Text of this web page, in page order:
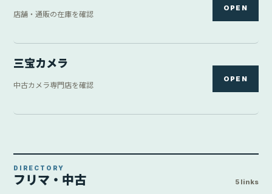
店舗・通販の在庫を確認
OPEN
三宝カメラ
中古カメラ専門店を確認
OPEN
DIRECTORY
フリマ・中古 5 links